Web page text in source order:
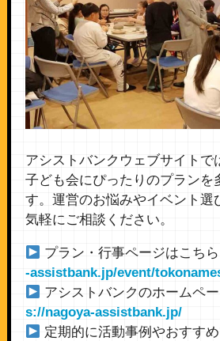
アシストバンクウェブサイトで
子ども会にぴったりのプランを
す。運営のお悩みやイベント選
気軽にご相談ください。
プラン・行事ページはこちら
-assistbank.jp/event/
アシストバンクのホームペー
s://nagoya-assistbank.jp/
定期的に活動事例やおすす